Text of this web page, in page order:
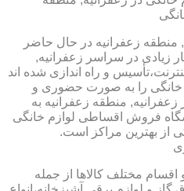
منطقه زعفرانیه در حال حاضر
زیادی در سراسر زعفرانیه,
و راه اندازی شده اند
را به صورت حضوری و
منطقه زعفرانیه به
فروش اقساطی لوازم خانگی
از بهترین مراکز است.
اقسام مختلف کالاها از جمله